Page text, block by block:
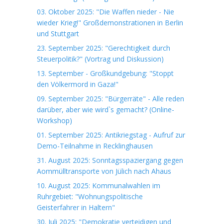
03. Oktober 2025: "Die Waffen nieder - Nie
wieder Krieg!" Großdemonstrationen in Berlin
und Stuttgart
23. September 2025: "Gerechtigkeit durch
Steuerpolitik?" (Vortrag und Diskussion)
13. September - Großkundgebung: "Stoppt
den Völkermord in Gaza!"
09. September 2025: "Bürgerräte" - Alle reden
darüber, aber wie wird`s gemacht? (Online-
Workshop)
01. September 2025: Antikriegstag - Aufruf zur
Demo-Teilnahme in Recklinghausen
31. August 2025: Sonntagsspaziergang gegen
Aommülltransporte von Jülich nach Ahaus
10. August 2025: Kommunalwahlen im
Ruhrgebiet: "Wohnungspolitische
Geisterfahrer in Haltern"
30. Juli 2025: "Demokratie verteidigen und